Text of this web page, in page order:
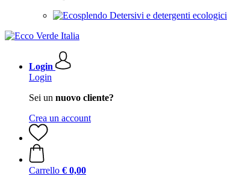
Detersivi e detergenti ecologici
Login
Login
Sei un nuovo cliente?
Crea un account
Carrello € 0,00